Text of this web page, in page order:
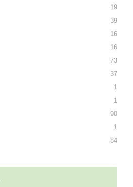
19
39
16
16
73
37
1
1
90
1
84